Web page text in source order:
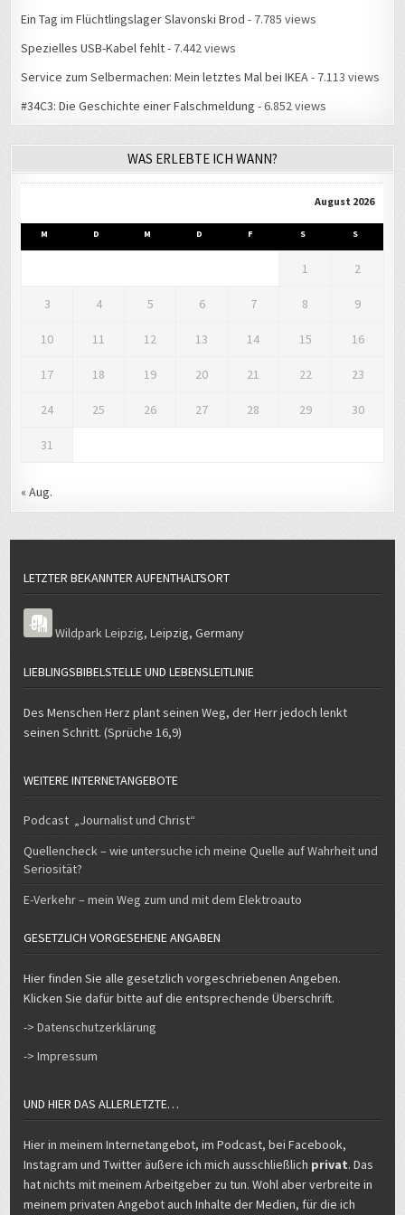
Ein Tag im Flüchtlingslager Slavonski Brod - 7.785 views
Spezielles USB-Kabel fehlt- 7.442 views
Service zum Selbermachen: Mein letztes Mal bei IKEA- 7.113 views
#34C3: Die Geschichte einer Falschmeldung - 6.852 views
WAS ERLEBTE ICH WANN?
August 2026
M D M D F S S
1 2
3 4 5 6 7 8 9
10 11 12 13 14 15 16
17 18 19 20 21 22 23
24 25 26 27 28 29 30
31
« Aug.
LETZTER BEKANNTER AUFENTHALTSORT
Wildpark Leipzig,Leipzig,Germany
LIEBLINGSBIBELSTELLE UND LEBENSLEITLINIE
Des Menschen Herz plant seinen Weg, der Herr jedoch lenkt
seinen Schritt. (Sprüche 16,9)
WEITERE INTERNETANGEBOTE
Podcast „Journalist und Christ“
Quellencheck – wie untersuche ich meine Quelle auf Wahrheit und
Seriosität?
E-Verkehr – mein Weg zum und mit dem Elektroauto
GESETZLICH VORGESEHENE ANGABEN
Hier finden Sie alle gesetzlich vorgeschriebenen Angeben.
Klicken Sie dafür bitte auf die entsprechende Überschrift.
-> Datenschutzerklärung
-> Impressum
UND HIER DAS ALLERLETZTE…
Hier in meinem Internetangebot, im Podcast, bei Facebook,
Instagram und Twitter äußere ich mich ausschließlich privat. Das
hat nichts mit meinem Arbeitgeber zu tun. Wohl aber verbreite in
meinem privaten Angebot auch Inhalte der Medien, für die ich